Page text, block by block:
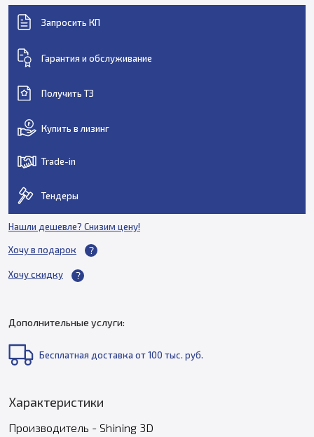
Запросить КП
Гарантия и обслуживание
Получить ТЗ
Купить в лизинг
Trade-in
Тендеры
Нашли дешевле? Снизим цену!
Хочу в подарок
Хочу скидку
Дополнительные услуги:
Бесплатная доставка от 100 тыс. руб.
Характеристики
Производитель - Shining 3D